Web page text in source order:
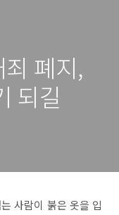
폐지,
되길
사람이 붉은 옷을 입